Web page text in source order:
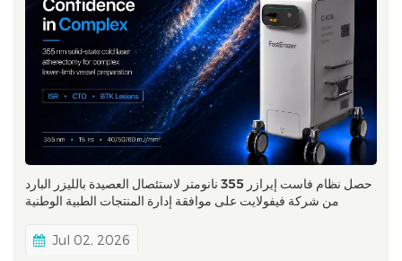
حصل نظام فاست إيرازر 355 نانومتر لاستئصال العصيدة بالليزر البارد
من شركة فيفولايت على موافقة إدارة المنتجات الطبية الوطنية
Jul 02, 2026